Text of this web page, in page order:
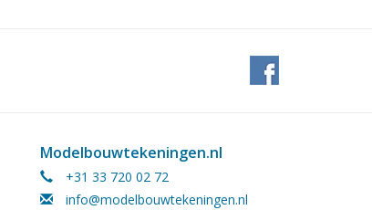
Nx- systeem voor de
GRIETHUYSEN van J.
REDACTIE.
VIERGEVER D.
Modelbouwtekeningen.nl
+31 33 720 02 72
info@modelbouwtekeningen.nl